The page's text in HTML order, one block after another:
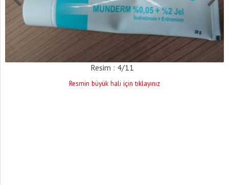
Resim : 4/11
Resmin büyük hali için tıklayınız